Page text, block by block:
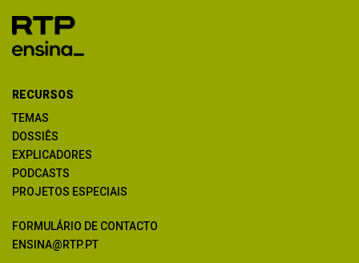
RECURSOS
TEMAS
DOSSIÊS
EXPLICADORES
PODCASTS
PROJETOS ESPECIAIS
FORMULÁRIO DE CONTACTO
ENSINA@RTP.PT